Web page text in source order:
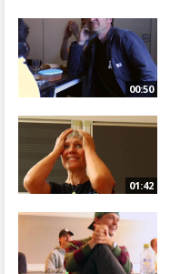
00:50
01:42